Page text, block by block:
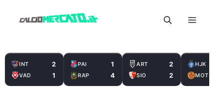
Menu
INT 2
VAD 1
PAI 1
RAP 4
ART 2
SIO 2
HJK
MOT